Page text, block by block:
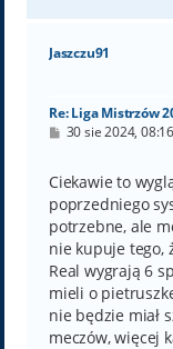
Jaszczu91
Re: Liga Mistrzów
P
t
30 sie 2024, 08:16
Ciekawie to
poprzedniego
potrzebne, ale
nie kupuje tego,
Real wygrają 6
mieli o
nie będzie miał
meczów, więcej